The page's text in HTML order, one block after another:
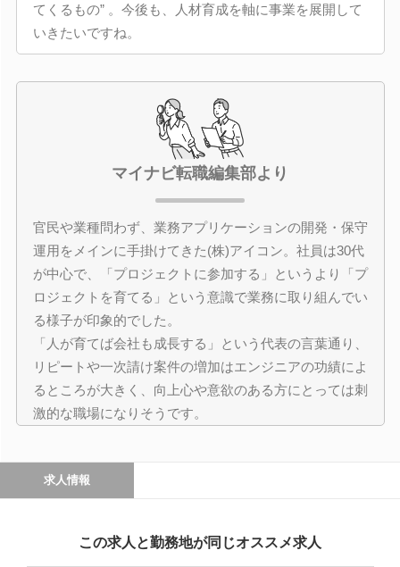
てくるもの” 。今後も、人材育成を軸に事業を展開して
いきたいですね。
マイナビ転職編集部より
官民や業種問わず、業務アプリケーションの開発・保守
運用をメインに手掛けてきた(株)アイコン。社員は30代
が中心で、「プロジェクトに参加する」というより「プ
ロジェクトを育てる」という意識で業務に取り組んでい
る様子が印象的でした。
「人が育てば会社も成長する」という代表の言葉通り、
リピートや一次請け案件の増加はエンジニアの功績によ
るところが大きく、向上心や意欲のある方にとっては刺
激的な職場になりそうです。
求人情報
この求人と勤務地が同じオススメ求人